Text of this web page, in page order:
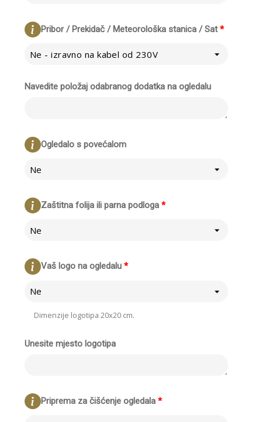
*
Pribor / Prekidač / Meteorološka stanica / Sat
Ne - izravno na kabel od 230V
Navedite položaj odabranog dodatka na ogledalu
Ogledalo s povećalom
Ne
*
Zaštitna folija ili parna podloga
Ne
*
Vaš logo na ogledalu
Ne
Dimenzije logotipa 20x20 cm.
Unesite mjesto logotipa
*
Priprema za čišćenje ogledala